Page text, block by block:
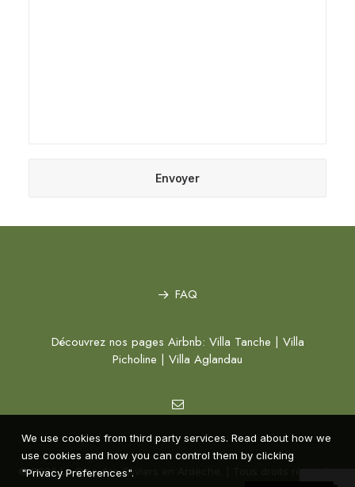
FAQ
Découvrez nos pages Airbnb: Villa Tanche | Villa
Picholine | Villa Aglandau
© 2026 Le Clos des Oliviers en Ardèche. | Tous droits réservés.
We use cookies from third party services. Read about how we
use cookies and how you can control them by clicking
"Privacy Preferences".